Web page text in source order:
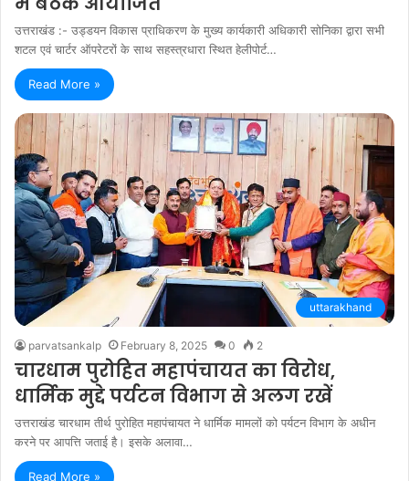
उत्तराखंड :- उड्डयन विकास प्राधिकरण के मुख्य कार्यकारी अधिकारी सोनिका द्वारा सभी
शटल एवं चार्टर ऑपरेटरों के साथ सहस्त्रधारा स्थित हेलीपोर्ट…
Read More »
uttarakhand
parvatsankalp February 8, 2025 0 2
चारधाम पुरोहित महापंचायत का विरोध,
धार्मिक मुद्दे पर्यटन विभाग से अलग रखें
उत्तराखंड चारधाम तीर्थ पुरोहित महापंचायत ने धार्मिक मामलों को पर्यटन विभाग के अधीन
करने पर आपत्ति जताई है। इसके अलावा…
Read More »